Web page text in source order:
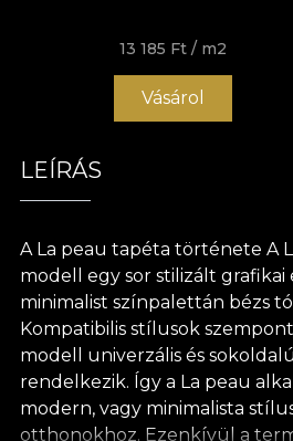
13 185 Ft / m2
Vásárol
LEÍRÁS
A La peau tapéta története A
modell egy sor stilizált
minimalist színpalettán bézs
Kompatibilis stílusok
modell univerzális és
rendelkezik. Így a La peau
modern, vagy minimalista
otthonokhoz. Ezenkívül a